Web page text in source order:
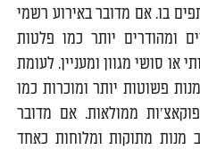
בו. אם מדובר באירוע רשמי
ומהודרים יותר כמו פלטות
או סושי מגוון ומעניין. לעומת
פשוטות יותר ומוכרות כמו
ממולאות. אם מדובר
מנות מתוקות ומלוחות כאחד